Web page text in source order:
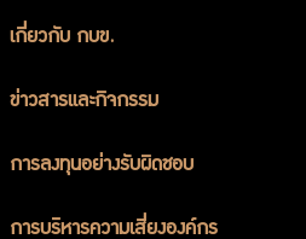
เกี่ยวกับ กบข.
ข่าวสารและกิจกรรม
การลงทุนอย่างรับผิดชอบ
การบริหารความเสี่ยงองค์กร